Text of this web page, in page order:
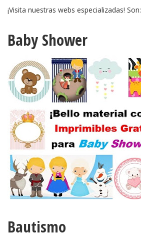
¡Visita nuestras webs especializadas! Son:
Baby Shower
Bautismo